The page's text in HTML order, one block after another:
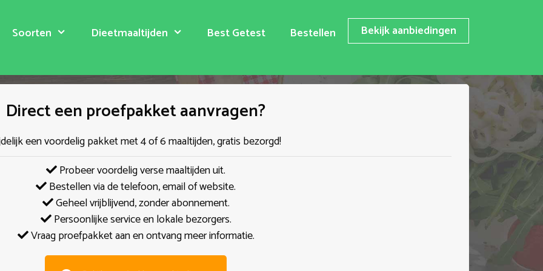
Soorten Dieetmaaltijden Best Getest Bestellen Bekijk aanbiedingen
Direct een proefpakket aanvragen?
een voordelig pakket met 4 of 6 maaltijden, gratis bezorgd!
Probeer voordelig verse maaltijden uit.
Bestellen via de telefoon, email of website.
Geheel vrijblijvend, zonder abonnement.
Persoonlijke service en lokale bezorgers.
Vraag proefpakket aan en ontvang meer informatie.